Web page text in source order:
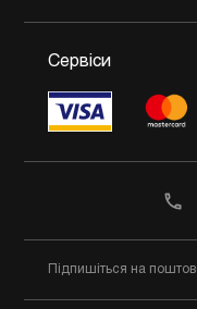
Сервіси